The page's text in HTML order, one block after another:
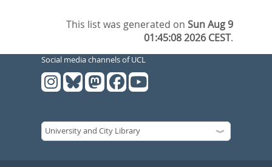
This list was generated onSun Aug 9
01:45:08 2026 CEST.
Social media channels of UCL